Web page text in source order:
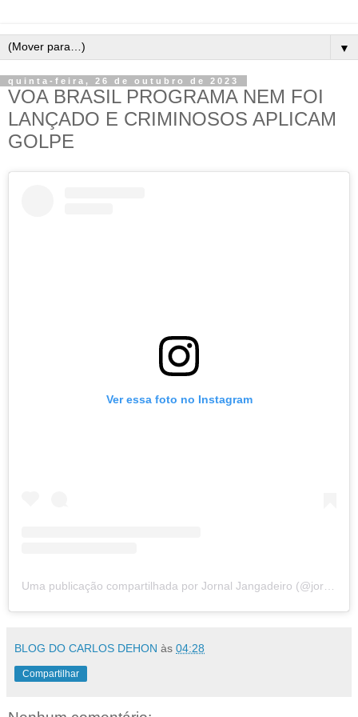
▼
quinta-feira, 26 de outubro de 2023
VOA BRASIL PROGRAMA NEM FOI
LANÇADO E CRIMINOSOS APLICAM
GOLPE
Ver essa foto no Instagram
Uma publicação compartilhada por Jornal Jangadeiro (@jornaljangadeiro)
BLOG DO CARLOS DEHON às 04:28
Compartilhar